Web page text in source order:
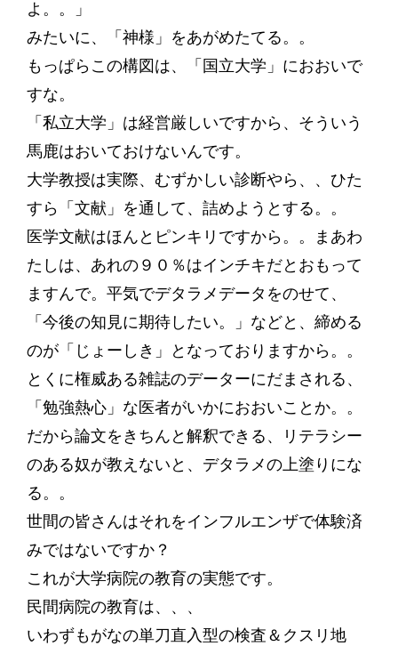
よ。。」
みたいに、「神様」をあがめたてる。。
もっぱらこの構図は、「国立大学」におおいで
すな。
「私立大学」は経営厳しいですから、そういう
馬鹿はおいておけないんです。
大学教授は実際、むずかしい診断やら、、ひた
すら「文献」を通して、詰めようとする。。
医学文献はほんとピンキリですから。。まあわ
たしは、あれの９０％はインチキだとおもって
ますんで。平気でデタラメデータをのせて、
「今後の知見に期待したい。」などと、締める
のが「じょーしき」となっておりますから。。
とくに権威ある雑誌のデーターにだまされる、
「勉強熱心」な医者がいかにおおいことか。。
だから論文をきちんと解釈できる、リテラシー
のある奴が教えないと、デタラメの上塗りにな
る。。
世間の皆さんはそれをインフルエンザで体験済
みではないですか？
これが大学病院の教育の実態です。
民間病院の教育は、、、
いわずもがなの単刀直入型の検査＆クスリ地